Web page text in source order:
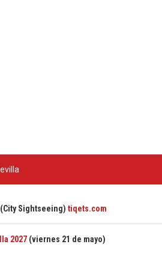
Sightseeing) tiqets.com
2027 (viernes 21 de mayo)